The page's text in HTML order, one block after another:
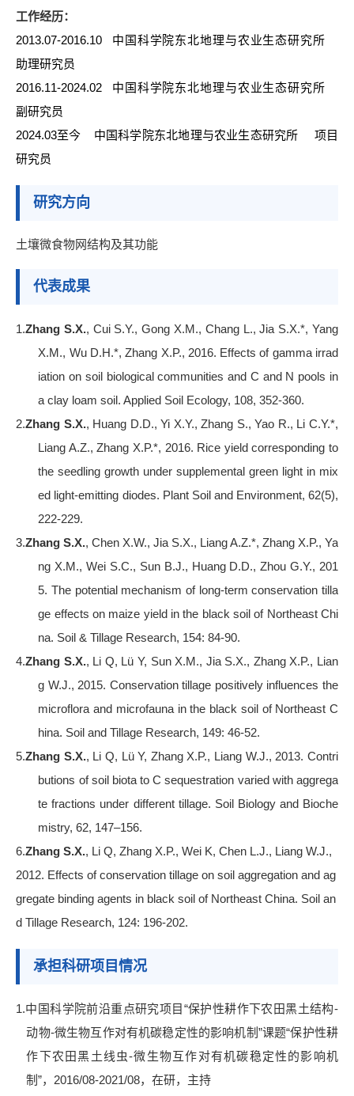
工作经历：
2013.07-2016.10 中国科学院东北地理与农业生态研究所
助理研究员
2016.11-2024.02
中国科学院东北地理与农业生态研究所
副研究员
2024.03至今
中国科学院东北地理与农业生态研究所 项目
研究员
研究方向
土壤微食物网结构及其功能
代表成果
1.Zhang S.X., Cui S.Y., Gong X.M., Chang L., Jia S.X.*, Yang
X.M., Wu D.H.*, Zhang X.P., 2016. Effects of gamma irrad
iation on soil biological communities and C and N pools in
a clay loam soil. Applied Soil Ecology, 108, 352-360.
2.Zhang S.X., Huang D.D., Yi X.Y., Zhang S., Yao R., Li C.Y.*,
Liang A.Z., Zhang X.P.*, 2016. Rice yield corresponding to
the seedling growth under supplemental green light in mix
ed light-emitting diodes. Plant Soil and Environment, 62(5),
222-229.
3.Zhang S.X., Chen X.W., Jia S.X., Liang A.Z.*, Zhang X.P., Ya
ng X.M., Wei S.C., Sun B.J., Huang D.D., Zhou G.Y., 201
5. The potential mechanism of long-term conservation tilla
ge effects on maize yield in the black soil of Northeast Chi
na. Soil & Tillage Research, 154: 84-90.
4.Zhang S.X., Li Q, Lü Y, Sun X.M., Jia S.X., Zhang X.P., Lian
g W.J., 2015. Conservation tillage positively influences the
microflora and microfauna in the black soil of Northeast C
hina. Soil and Tillage Research, 149: 46-52.
5.Zhang S.X., Li Q, Lü Y, Zhang X.P., Liang W.J., 2013.Contri
butions of soil biota to C sequestration varied with aggrega
te fractions under different tillage. Soil Biology and Bioche
mistry, 62, 147–156.
6.Zhang S.X., Li Q, Zhang X.P., Wei K, Chen L.J., Liang W.J.,
2012. Effects of conservation tillage on soil aggregation and ag
gregate binding agents in black soil of Northeast China. Soil an
d Tillage Research, 124: 196-202.
承担科研项目情况
1.中国科学院前沿重点研究项目 “保护性耕作下农田黑土结构-
动物-微生物互作对有机碳稳定性的影响机制”课题“保护性耕
作下农田黑土线虫-微生物互作对有机碳稳定性的影响机
制”， 2016/08-2021/08，在研，主持